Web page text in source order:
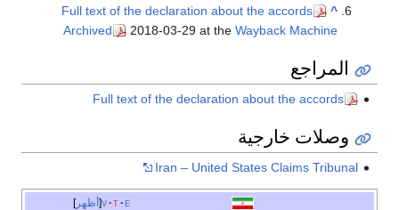
^
Full text of the declaration about the accords
Archived
2018-03-29 at theWayback Machine
المراجع
Full text of the declaration about the accords
وصلات خارجية
Iran – United States Claims Tribunal
أظهر v t e